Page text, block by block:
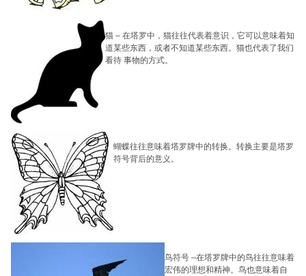
猫 – 在塔罗中，猫往往代表着意识，它可以意味着知
道某些东西，或者不知道某些东西。猫也代表了我们
看待 事物的方式。
蝴蝶往往意味着塔罗牌中的转换。转换主要是塔罗
符号背后的意义。
鸟符号 –在塔罗牌中的鸟往往意味着
宏伟的理想和精神。鸟也意味着自